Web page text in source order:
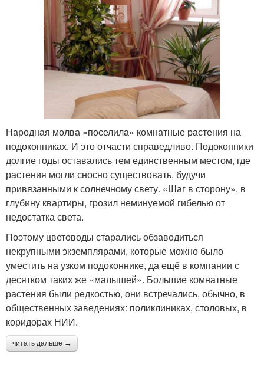
Народная молва «поселила» комнатные растения на
подоконниках. И это отчасти справедливо. Подоконники
долгие годы оставались тем единственным местом, где
растения могли сносно существовать, будучи
привязанными к солнечному свету. «Шаг в сторону», в
глубину квартиры, грозил неминуемой гибелью от
недостатка света.
Поэтому цветоводы старались обзаводиться
некрупными экземплярами, которые можно было
уместить на узком подоконнике, да ещё в компании с
десятком таких же «малышей». Большие комнатные
растения были редкостью, они встречались, обычно, в
общественных заведениях: поликлиниках, столовых, в
коридорах НИИ.
читать дальше →